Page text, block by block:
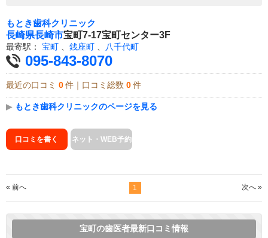
もとき歯科クリニック
長崎県長崎市宝町7-17宝町センター3F
最寄駅： 宝町 銭座町 八千代町
095-843-8070
最近の口コミ 0 件｜口コミ総数 0 件
▶ もとき歯科クリニックのページを見る
口コミを書く ネット・WEB予約
« 前へ 1 次へ »
宝町の歯医者最新口コミ情報